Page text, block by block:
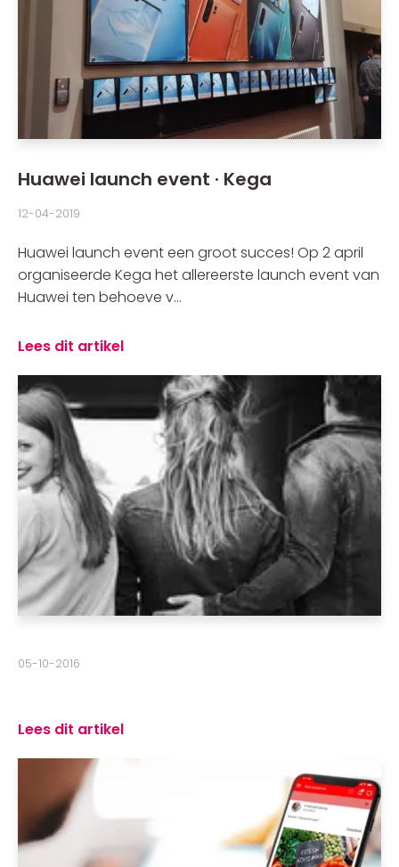
Huawei launch event · Kega
12-04-2019
Huawei launch event een groot succes! Op 2 april
organiseerde Kega het allereerste launch event van
Huawei ten behoeve v...
Lees dit artikel
05-10-2016
Lees dit artikel